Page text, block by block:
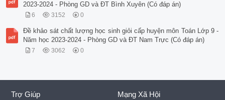
2023-2024 - Phòng GD và ĐT Bình Xuyên (Có đáp án)
6 3152 0
Đề khảo sát chất lượng học sinh giỏi cấp huyện môn Toán Lớp 9 -
Năm học 2023-2024 - Phòng GD và ĐT Nam Trực (Có đáp án)
7 3062 0
Trợ Giúp Mạng Xã Hội